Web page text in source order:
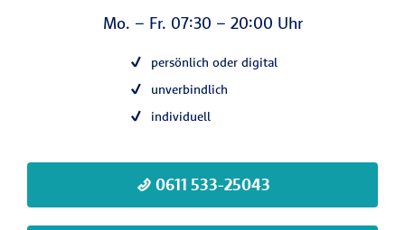
Mo. – Fr. 07:30 – 20:00 Uhr
persönlich oder digital
unverbindlich
individuell
0611 533-25043